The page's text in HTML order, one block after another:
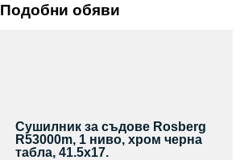
Подобни обяви
Сушилник за съдове Rosberg
R53000m, 1 ниво, хром черна
табла, 41.5х17.